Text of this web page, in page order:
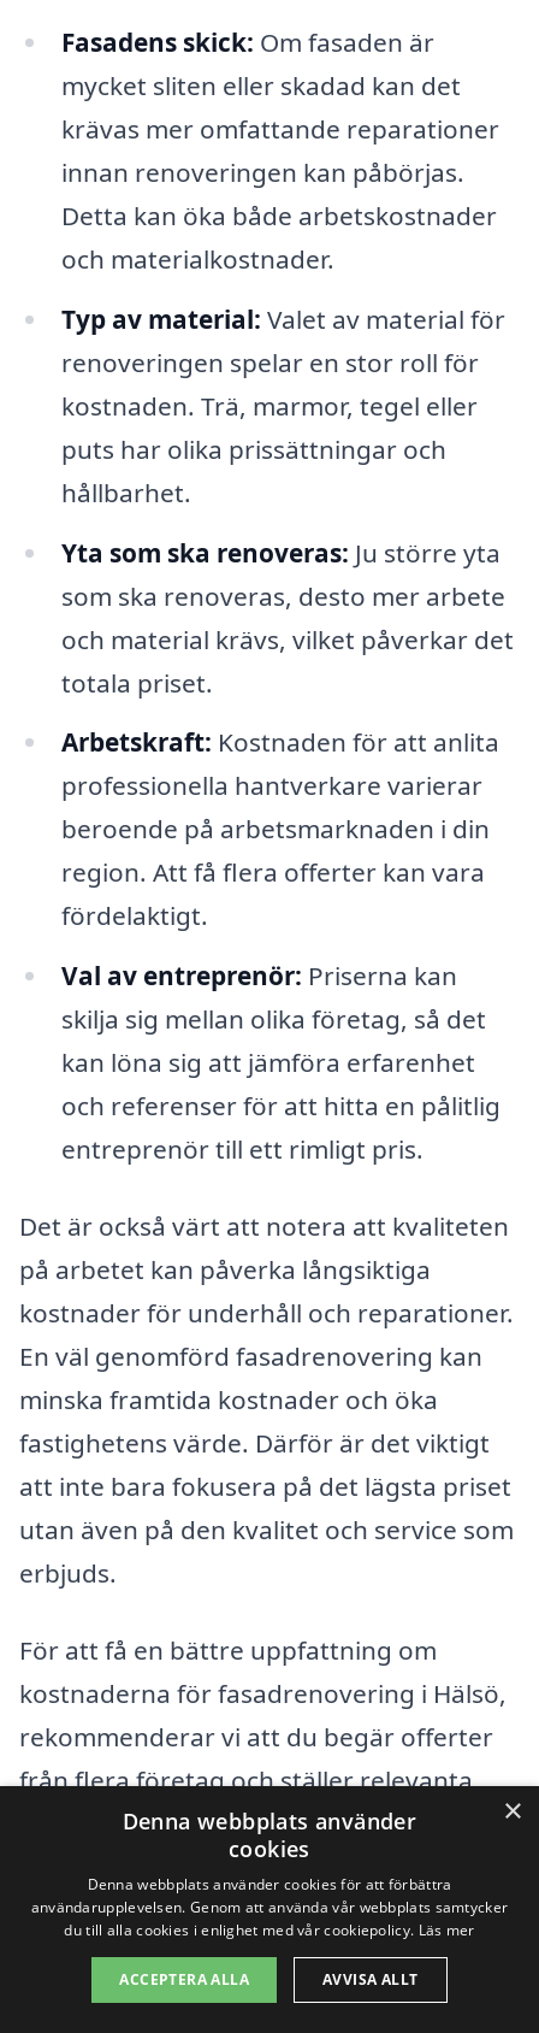
Fasadens skick: Om fasaden är
mycket sliten eller skadad kan det
krävas mer omfattande reparationer
innan renoveringen kan påbörjas.
Detta kan öka både arbetskostnader
och materialkostnader.
Typ av material: Valet av material för
renoveringen spelar en stor roll för
kostnaden. Trä, marmor, tegel eller
puts har olika prissättningar och
hållbarhet.
Yta som ska renoveras: Ju större yta
som ska renoveras, desto mer arbete
och material krävs, vilket påverkar det
totala priset.
Arbetskraft: Kostnaden för att anlita
professionella hantverkare varierar
beroende på arbetsmarknaden i din
region. Att få flera offerter kan vara
fördelaktigt.
Val av entreprenör: Priserna kan
skilja sig mellan olika företag, så det
kan löna sig att jämföra erfarenhet
och referenser för att hitta en pålitlig
entreprenör till ett rimligt pris.
Det är också värt att notera att kvaliteten
på arbetet kan påverka långsiktiga
kostnader för underhåll och reparationer.
En väl genomförd fasadrenovering kan
minska framtida kostnader och öka
fastighetens värde. Därför är det viktigt
att inte bara fokusera på det lägsta priset
utan även på den kvalitet och service som
erbjuds.
För att få en bättre uppfattning om
kostnaderna för fasadrenovering i Hälsö,
rekommenderar vi att du begär offerter
från flera företag och ställer relevanta
frågor angående deras erfarenhet,
arbetssätt och materialval. Genom att
göra detta kan du få en tydligare bild av
marknadspriserna och välja den lösning
som passar dina behov bäst.
×
Denna webbplats använder
cookies
Denna webbplats använder cookies för att förbättra
användarupplevelsen. Genom att använda vår webbplats samtycker
du till alla cookies i enlighet med vår cookiepolicy. Läs mer
ACCEPTERA ALLA AVVISA ALLT